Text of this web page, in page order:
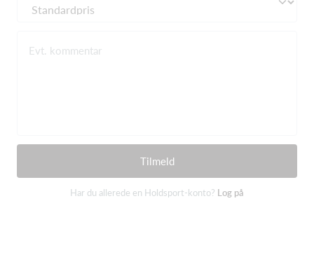
Evt. kommentar
Tilmeld
Har du allerede en Holdsport-konto? Log på